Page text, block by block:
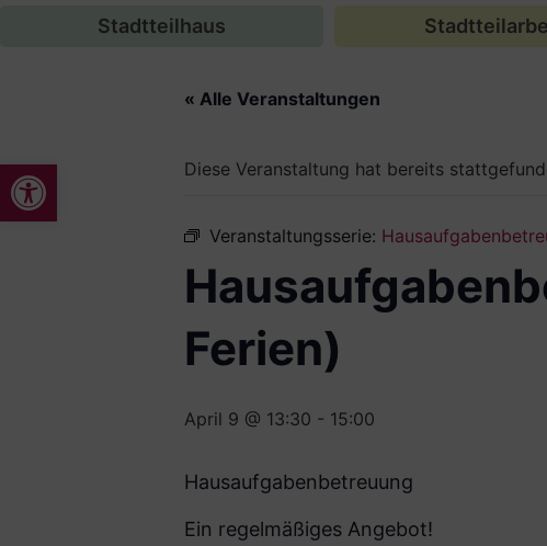
Werkzeugleiste öffnen
Stadtteilhaus
« Alle Veranstaltungen
Diese Veranstaltung hat bereits
Veranstaltungsserie:
Ferien)
April 9 @ 13:30 - 15:00
Hausaufgabenbetreuung
Ein regelmäßiges Angebot!